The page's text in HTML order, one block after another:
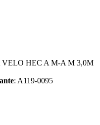
HEC A M-A M 3,0M
: A119-0095